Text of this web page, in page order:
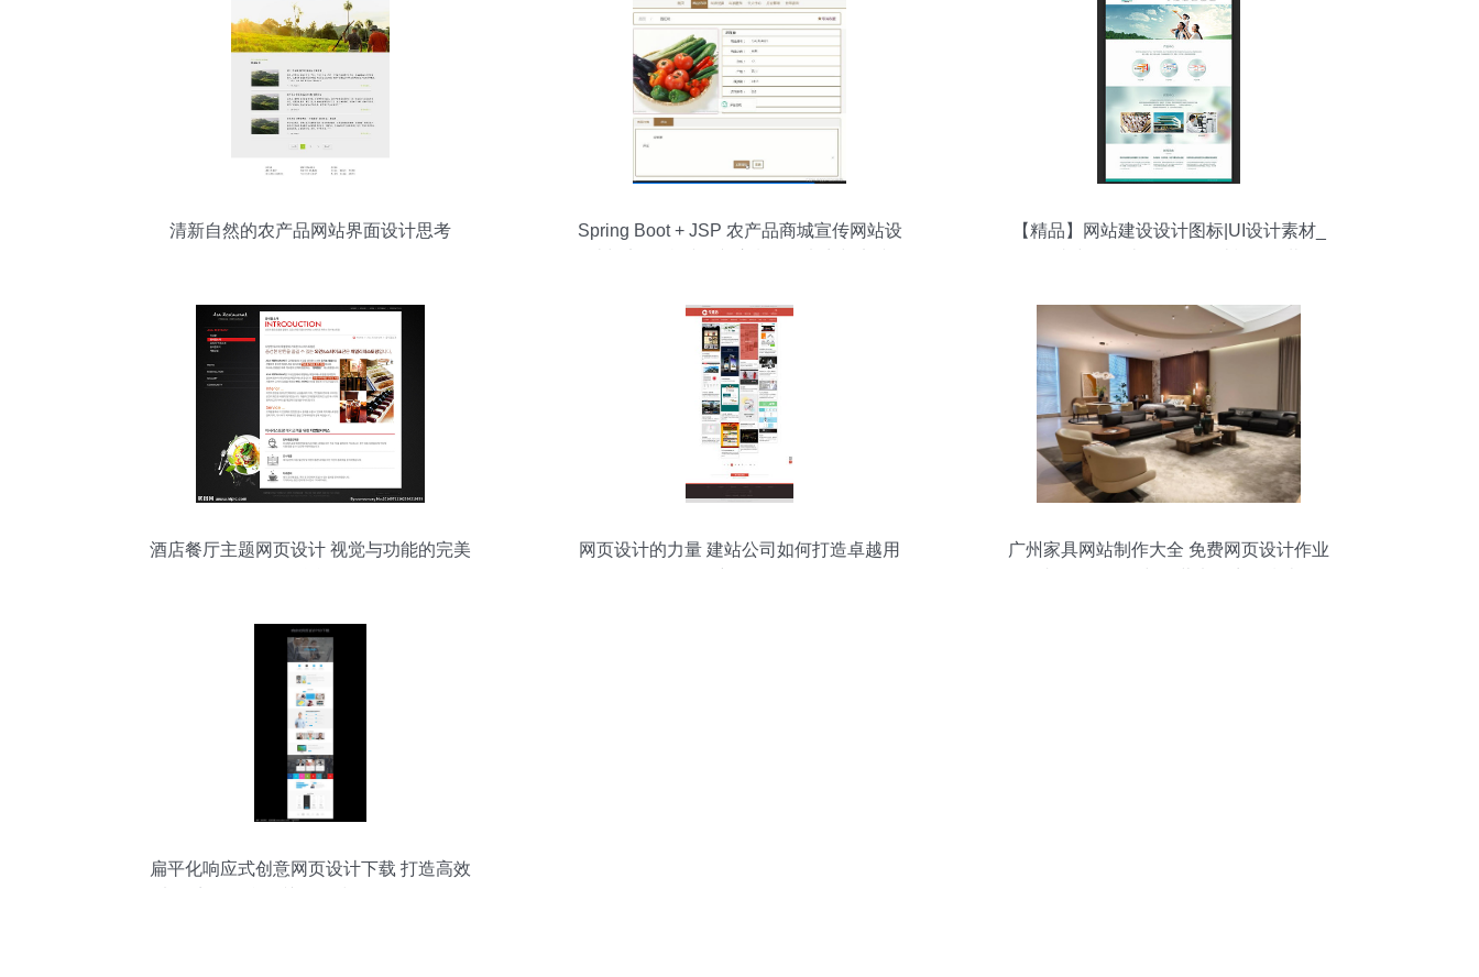
清新自然的农产品网站界面设计思考
Spring Boot + JSP 农产品商城宣传网站设
【精品】网站建设设计图标|UI设计素材_
酒店餐厅主题网页设计 视觉与功能的完美
网页设计的力量 建站公司如何打造卓越用
广州家具网站制作大全 免费网页设计作业
扁平化响应式创意网页设计下载 打造高效